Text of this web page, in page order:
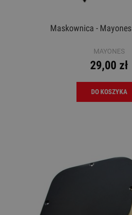
Maskownica - Mayones
MAYONES
29,00 zł
DO KOSZYKA